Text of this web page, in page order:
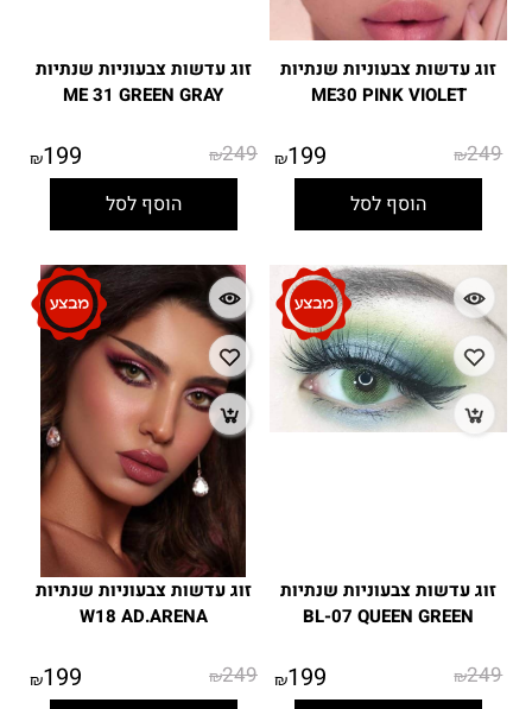
זוג עדשות צבעוניות שנתיות
ME30 PINK VIOLET
₪249
₪199
הוסף לסל
זוג עדשות צבעוניות שנתיות
ME 31 GREEN GRAY
₪249
₪199
הוסף לסל
זוג עדשות צבעוניות שנתיות
BL-07 QUEEN GREEN
₪249
₪199
זוג עדשות צבעוניות שנתיות
W18 AD.ARENA
₪249
₪199